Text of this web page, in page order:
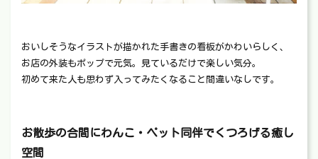
おいしそうなイラストが描かれた手書きの看板がかわいらしく、
お店の外装もポップで元気。見ているだけで楽しい気分。
初めて来た人も思わず入ってみたくなること間違いなしです。
お散歩の合間にわんこ・ペット同伴でくつろげる癒し
空間